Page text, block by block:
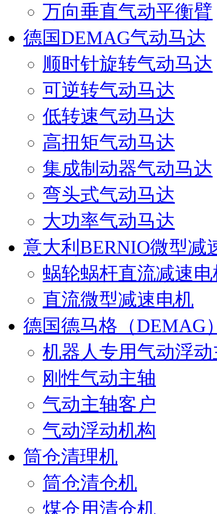
万向垂直气动平衡臂
德国DEMAG气动马达
顺时针旋转气动马达
可逆转气动马达
低转速气动马达
高扭矩气动马达
集成制动器气动马达
弯头式气动马达
大功率气动马达
意大利BERNIO微型减
蜗轮蜗杆直流减速电
直流微型减速电机
德国德马格（DEMAG
机器人专用气动浮
刚性气动主轴
气动主轴客户
气动浮动机构
筒仓清理机
筒仓清仓机
煤仓用清仓机